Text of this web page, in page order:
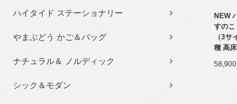
ハイタイド ステーショナリー
やまぶどう かご＆バッグ
ナチュラル＆ ノルディック
シック＆モダン
NEW
すのこ
（3サ
種 高